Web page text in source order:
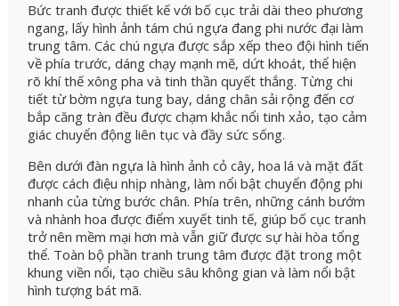
Bức tranh được thiết kế với bố cục trải dài theo phương
ngang, lấy hình ảnh tám chú ngựa đang phi nước đại làm
trung tâm. Các chú ngựa được sắp xếp theo đội hình tiến
về phía trước, dáng chạy mạnh mẽ, dứt khoát, thể hiện
rõ khí thế xông pha và tinh thần quyết thắng. Từng chi
tiết từ bờm ngựa tung bay, dáng chân sải rộng đến cơ
bắp căng tràn đều được chạm khắc nổi tinh xảo, tạo cảm
giác chuyển động liên tục và đầy sức sống.
Bên dưới đàn ngựa là hình ảnh cỏ cây, hoa lá và mặt đất
được cách điệu nhịp nhàng, làm nổi bật chuyển động phi
nhanh của từng bước chân. Phía trên, những cánh bướm
và nhành hoa được điểm xuyết tinh tế, giúp bố cục tranh
trở nên mềm mại hơn mà vẫn giữ được sự hài hòa tổng
thể. Toàn bộ phần tranh trung tâm được đặt trong một
khung viền nổi, tạo chiều sâu không gian và làm nổi bật
hình tượng bát mã.